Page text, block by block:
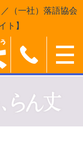
（一社）落語協会
ト】